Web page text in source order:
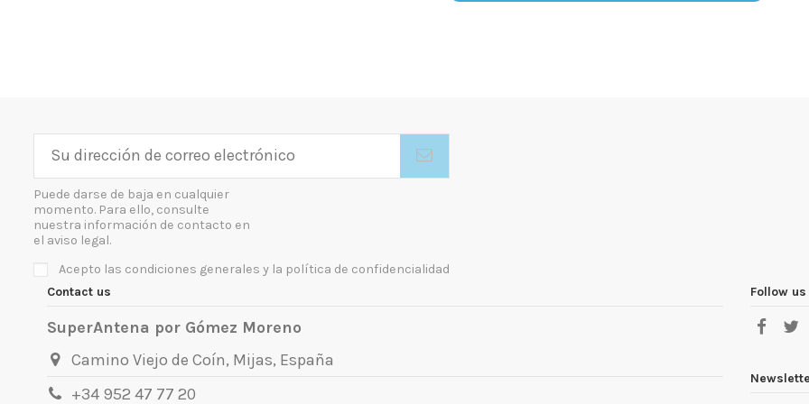
Puede darse de baja en cualquier
momento. Para ello, consulte
nuestra información de contacto en
el aviso legal.
Acepto las condiciones generales y la política de confidencialidad
Contact us
SuperAntena por Gómez Moreno
Camino Viejo de Coín, Mijas, España
+34 952 47 77 20
Follow us